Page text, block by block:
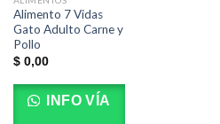
Alimento 7 Vidas
Gato Adulto Carne y
Pollo
$0,00
INFO VÍA